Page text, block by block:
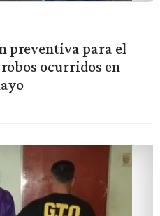
preventiva para el
ocurridos en